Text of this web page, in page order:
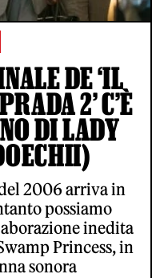
DE ‘IL
2’ C’È
DI LADY
2006 arriva in
possiamo
inedita
Princess, in
sonora